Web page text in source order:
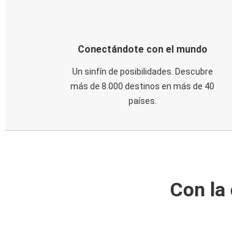
Conectándote con el mundo
Un sinfín de posibilidades. Descubre
más de 8.000 destinos en más de 40
países.
Con